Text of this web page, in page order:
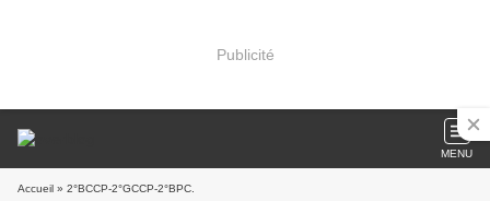
Publicité
MENU
Accueil » 2°BCCP-2°GCCP-2°BPC.